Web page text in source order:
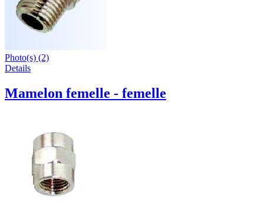
Photo(s) (2)
Details
Mamelon femelle - femelle